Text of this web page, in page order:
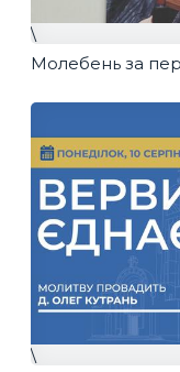
\
Молебень за
\